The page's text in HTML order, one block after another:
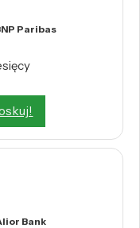
Paribas
Bank